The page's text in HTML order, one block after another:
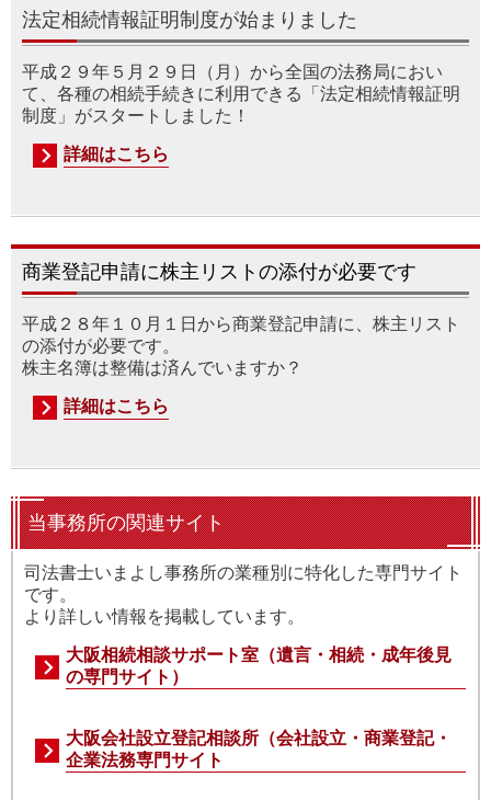
法定相続情報証明制度が始まりました
平成２９年５月２９日（月）から全国の法務局におい
て、各種の相続手続きに利用できる「法定相続情報証明
制度」がスタートしました！
詳細はこちら
商業登記申請に株主リストの添付が必要です
平成２８年１０月１日から商業登記申請に、株主リスト
の添付が必要です。
株主名簿は整備は済んでいますか？
詳細はこちら
当事務所の関連サイト
司法書士いまよし事務所の業種別に特化した専門サイト
です。
より詳しい情報を掲載しています。
大阪相続相談サポート室（遺言・相続・成年後見
の専門サイト）
大阪会社設立登記相談所（会社設立・商業登記・
企業法務専門サイト